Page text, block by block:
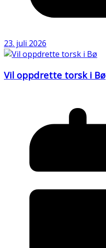
23. juli 2026
Vil oppdrette torsk i Bø